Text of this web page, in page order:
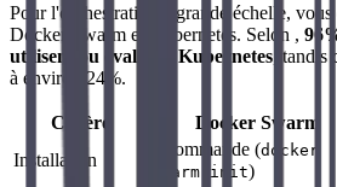
Pour l'orchestration à grande échelle,
Docker Swarm et Kubernetes. Selon ,
utilisent ou évaluent Kubernetes ,
à environ 24%.
Critère Docker Swarm
Installation
1 commande (docker
swarm init)